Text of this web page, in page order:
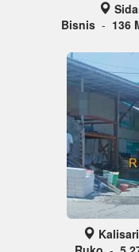
Bisnis- 136